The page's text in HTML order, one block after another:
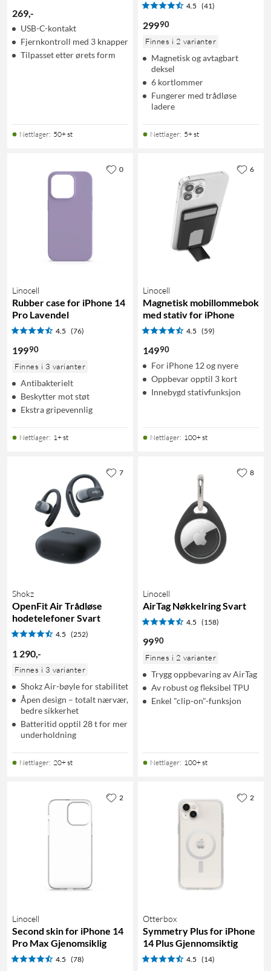
269,-
USB-C-kontakt
Fjernkontroll med 3 knapper
Tilpasset etter ørets form
Nettlager: 50+ st
4.5 (41)
29990
Finnes i 2 varianter
Magnetisk og avtagbart
deksel
6 kortlommer
Fungerer med trådløse
ladere
Nettlager: 5+ st
Linocell
Rubber case for iPhone 14
Pro Lavendel
4.5 (76)
19990
Finnes i 3 varianter
Antibakterielt
Beskytter mot støt
Ekstra gripevennlig
Nettlager: 1+ st
0
Linocell
Magnetisk mobillommebok
med stativ for iPhone
4.5 (59)
14990
For iPhone 12 og nyere
Oppbevar opptil 3 kort
Innebygd stativfunksjon
Nettlager: 100+ st
6
Shokz
OpenFit Air Trådløse
hodetelefoner Svart
4.5 (252)
1 290,-
Finnes i 3 varianter
Shokz Air-bøyle for stabilitet
Åpen design – totalt nærvær,
bedre sikkerhet
Batteritid opptil 28 t for mer
underholdning
Nettlager: 20+ st
7
Linocell
AirTag Nøkkelring Svart
4.5 (158)
9990
Finnes i 2 varianter
Trygg oppbevaring av AirTag
Av robust og fleksibel TPU
Enkel "clip-on"-funksjon
Nettlager: 100+ st
8
Linocell
Second skin for iPhone 14
Pro Max Gjenomsiklig
4.5 (78)
2
Otterbox
Symmetry Plus for iPhone
14 Plus Gjennomsiktig
4.5 (14)
2